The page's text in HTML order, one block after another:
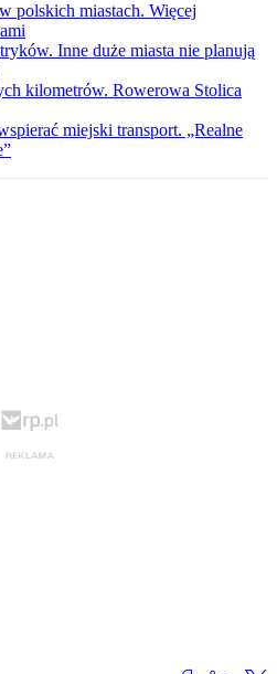
polskich miastach. Więcej
Inne duże miasta nie planują
kilometrów. Rowerowa Stolica
miejski transport. „Realne